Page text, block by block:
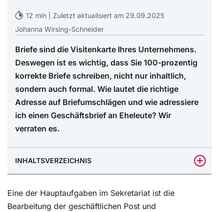
12 min | Zuletzt aktualisiert am 29.09.2025
Johanna Wirsing-Schneider
Briefe sind die Visitenkarte Ihres Unternehmens.
Deswegen ist es wichtig, dass Sie 100-prozentig
korrekte Briefe schreiben, nicht nur inhaltlich,
sondern auch formal. Wie lautet die richtige
Adresse auf Briefumschlägen und wie adressiere
ich einen Geschäftsbrief an Eheleute? Wir
verraten es.
INHALTSVERZEICHNIS
Verschiedene Faktoren beachten
Eine der Hauptaufgaben im Sekretariat ist die
Bearbeitung der geschäftlichen Post und